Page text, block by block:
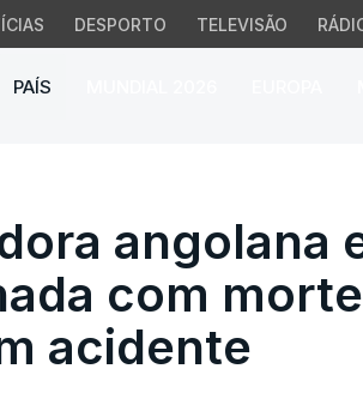
DESPORTO TELEVISÃO
PAÍS
angolana
angolana
com
acidente